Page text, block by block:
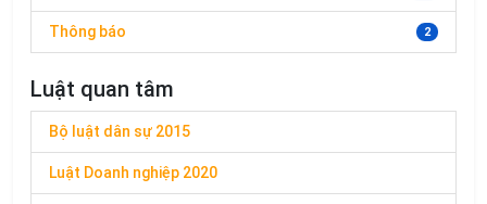
Thông báo 2
Luật quan tâm
Bộ luật dân sự 2015
Luật Doanh nghiệp 2020